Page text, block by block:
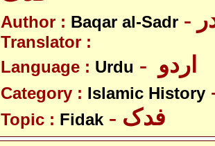
Author : Baqar al-Sadr
Translator :
Language : Urdu
Category : Islamic History
Topic : Fidak - فدک